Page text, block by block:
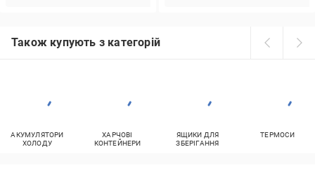
Також купують з категорій
АКУМУЛЯТОРИ
ХОЛОДУ
ХАРЧОВІ
КОНТЕЙНЕРИ
ЯЩИКИ ДЛЯ
ЗБЕРІГАННЯ
ТЕРМОСИ